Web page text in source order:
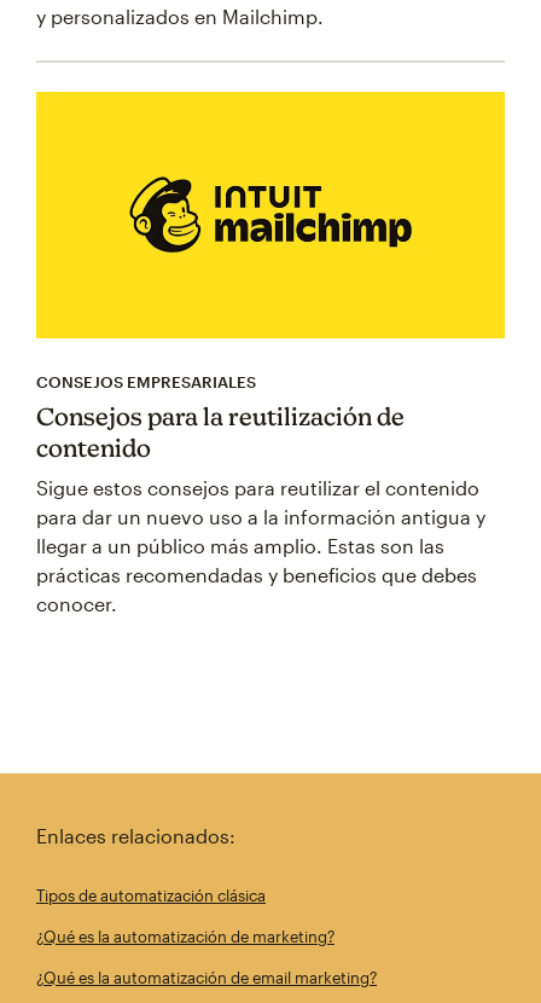
y personalizados en Mailchimp.
CONSEJOS EMPRESARIALES
Consejos para la reutilización de
contenido
Sigue estos consejos para reutilizar el contenido
para dar un nuevo uso a la información antigua y
llegar a un público más amplio. Estas son las
prácticas recomendadas y beneficios que debes
conocer.
Enlaces relacionados:
Tipos de automatización clásica
¿Qué es la automatización de marketing?
¿Qué es la automatización de email marketing?